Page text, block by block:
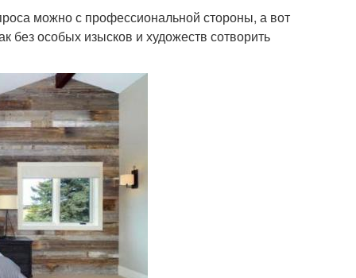
можно с профессиональной стороны, а вот
особых изысков и художеств сотворить